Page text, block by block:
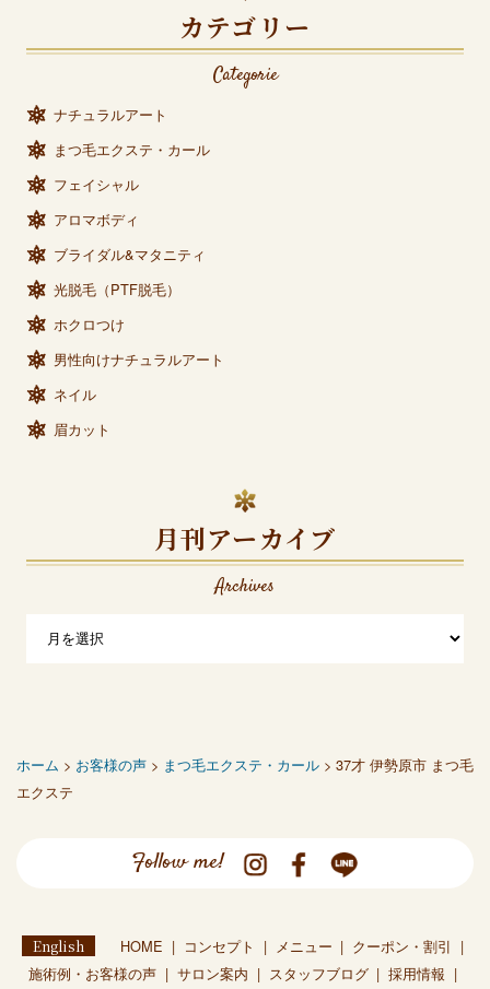
カテゴリー
Categorie
ナチュラルアート
まつ毛エクステ・カール
フェイシャル
アロマボディ
ブライダル&マタニティ
光脱毛（PTF脱毛）
ホクロつけ
男性向けナチュラルアート
ネイル
眉カット
月刊アーカイブ
Archives
ホーム > お客様の声 > まつ毛エクステ・カール > 37才 伊勢原市 まつ毛
エクステ
Follow me!
English HOME コンセプト メニュー
クーポン・割引
施術例・お客様の声
サロン案内 スタッフブログ
採用情報